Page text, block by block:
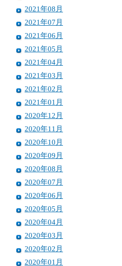
2021年08月
2021年07月
2021年06月
2021年05月
2021年04月
2021年03月
2021年02月
2021年01月
2020年12月
2020年11月
2020年10月
2020年09月
2020年08月
2020年07月
2020年06月
2020年05月
2020年04月
2020年03月
2020年02月
2020年01月